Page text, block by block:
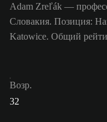
Adam Zreľák —
Словакия. Позиция:
Katowice. Общий
Возр.
32